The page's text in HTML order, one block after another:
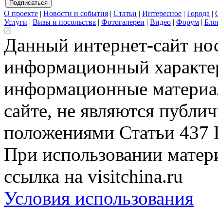
О проекте | Новости и события | Статьи | Интересное | Города |
Услуги | Визы и посольства | Фотогалереи | Видео | Форум |
Данный интернет-сайт
информационный
информационные
сайте, не являются
положениями Статьи 437
При использовании
ссылка на visitchina.ru
Условия использования